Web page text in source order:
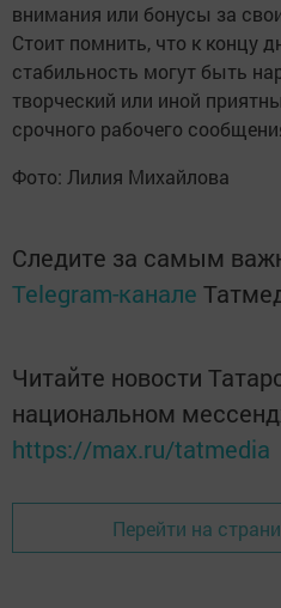
внимания или бонусы за
Стоит помнить, что к концу
стабильность могут быть
творческий или иной
срочного рабочего
Фото: Лилия Михайлова
Следите за самым
Telegram-канале
Читайте новости
национальном
https://max.ru/tatmedia
Перейти на